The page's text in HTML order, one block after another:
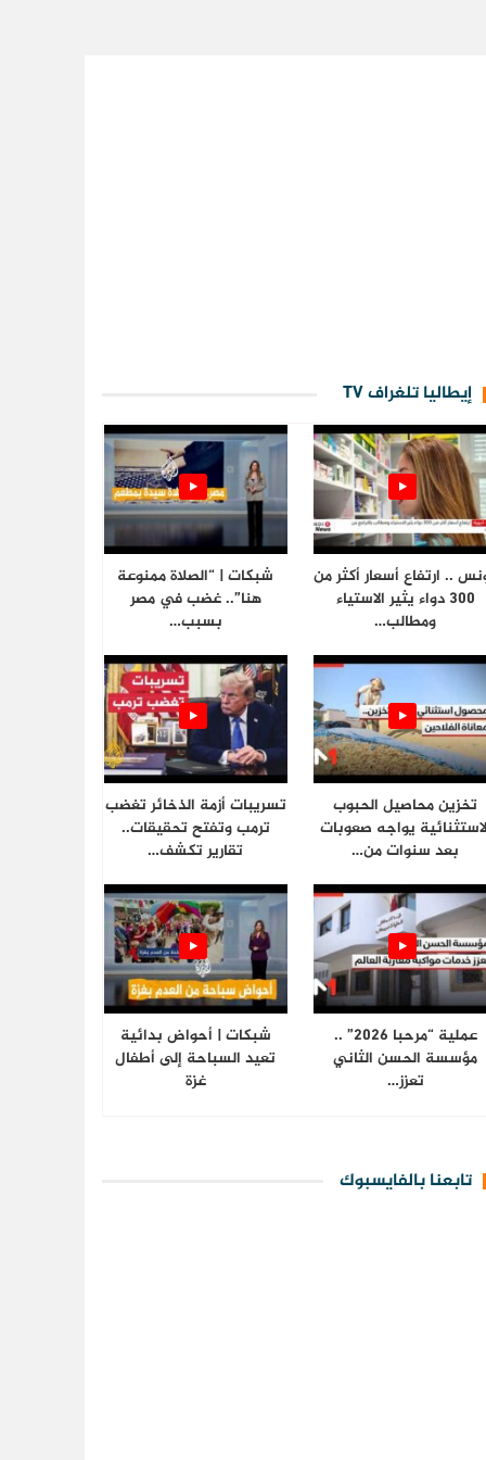
إيطاليا تلغراف TV
.. ارتفاع أسعار أكثر من
300 دواء يثير الاستياء
ومطالب…
شبكات | “الصلاة ممنوعة
هنا”.. غضب في مصر
بسبب…
تخزين محاصيل الحبوب
يواجه صعوبات
بعد سنوات من…
تسريبات أزمة الذخائر تغضب
ترمب وتفتح تحقيقات..
تقارير تكشف…
عملية “مرحبا 2026” ..
مؤسسة الحسن الثاني
تعزز…
شبكات | أحواض بدائية
تعيد السباحة إلى أطفال
غزة
تابعنا بالفايسبوك